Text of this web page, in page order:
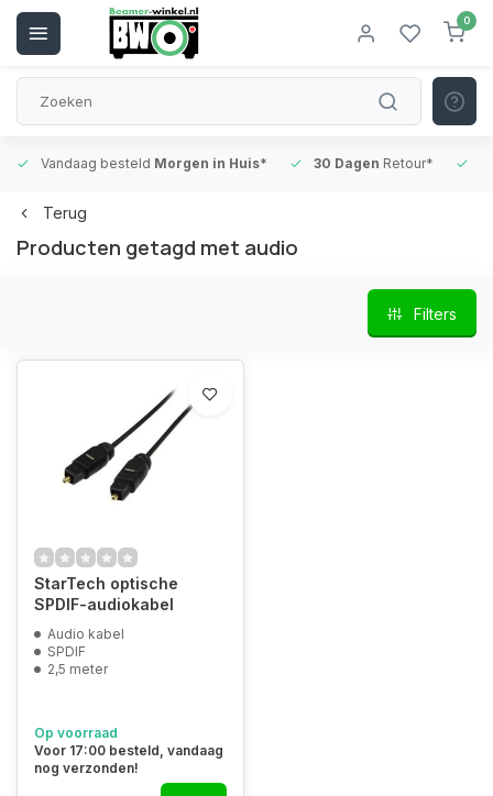
0
Vandaag besteld Morgen in Huis* 30 Dagen Retour*
Terug
Producten getagd met audio
Filters
StarTech optische
SPDIF-audiokabel
Audio kabel
SPDIF
2,5 meter
Op voorraad
Voor 17:00 besteld, vandaag
nog verzonden!